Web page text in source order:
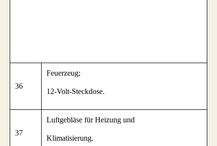
36
Feuerzeug;
12-Volt-Steckdose.
37
Luftgebläse für Heizung und
Klimatisierung.